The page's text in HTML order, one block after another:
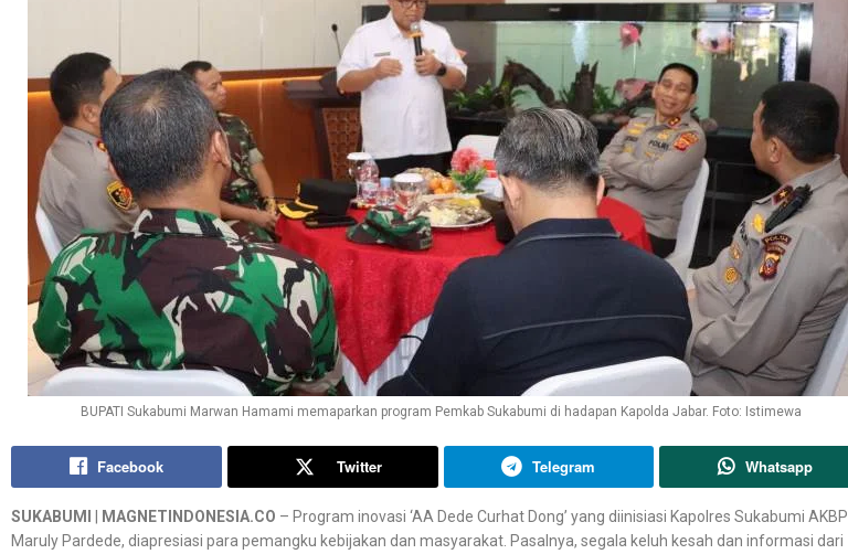
BUPATI Sukabumi Marwan Hamami memaparkan program Pemkab Sukabumi di hadapan Kapolda Jabar. Foto: Istimewa
Facebook Twitter Telegram Whatsapp
SUKABUMI MAGNETINDONESIA.CO – Program inovasi ‘AA Dede Curhat Dong’ yang diinisiasi Kapolres Sukabumi AKBP
Maruly Pardede, diapresiasi para pemangku kebijakan dan masyarakat. Pasalnya, segala keluh kesah dan informasi dari